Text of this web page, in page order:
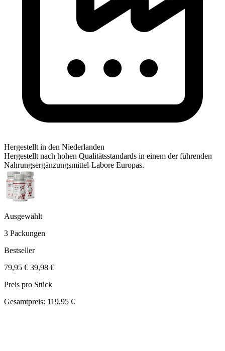
Hergestellt in den Niederlanden
Hergestellt nach hohen Qualitätsstandards in einem der führenden
Nahrungsergänzungsmittel-Labore Europas.
Ausgewählt
3 Packungen
Bestseller
79,95 € 39,98 €
Preis pro Stück
Gesamtpreis: 119,95 €